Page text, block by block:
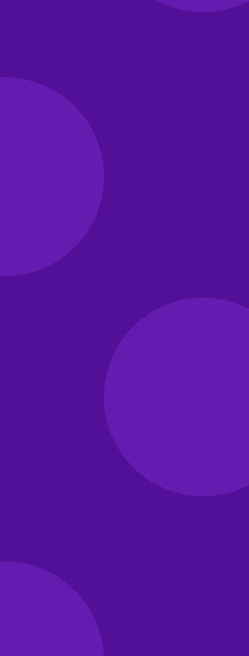
5"
10"
dimensione 12"
16"
5"
10"
12"
16"